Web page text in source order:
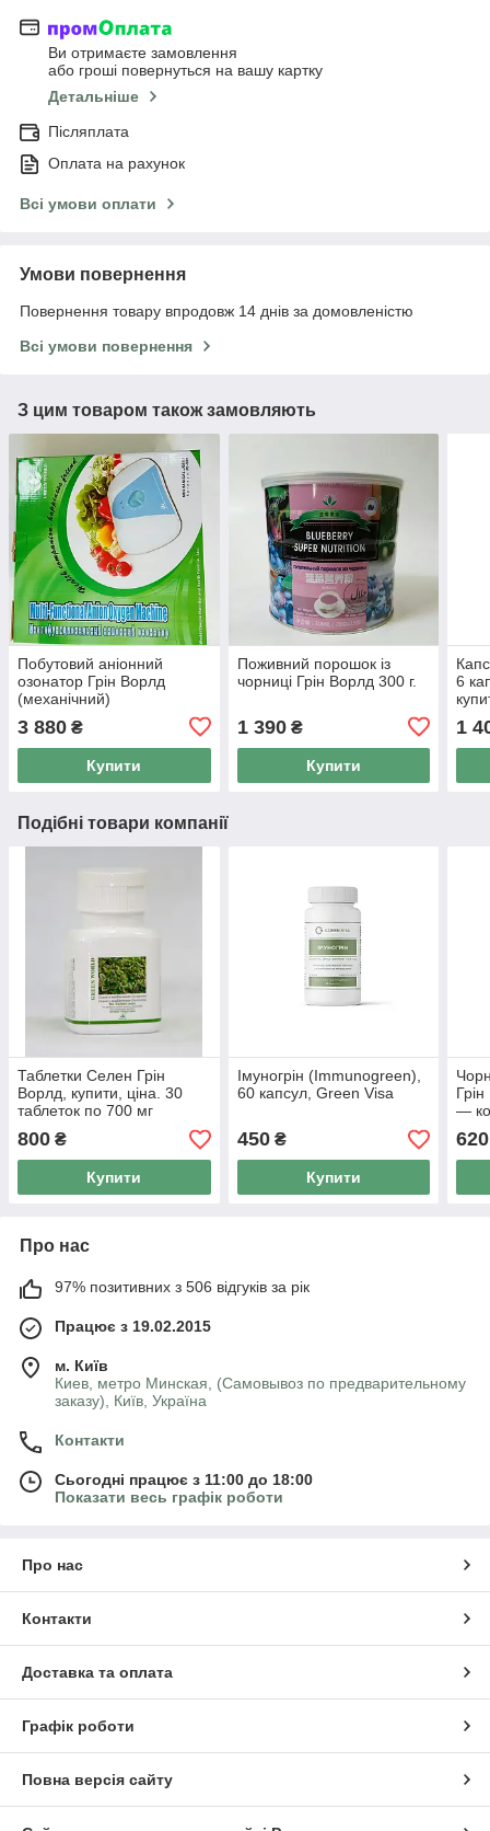
Ви отримаєте замовлення
або гроші повернуться на вашу картку
Детальніше
Післяплата
Оплата на рахунок
Всі умови оплати
Умови повернення
Повернення товару впродовж 14 днів за домовленістю
Всі умови повернення
З цим товаром також замовляють
Побутовий аніонний
озонатор Грін Ворлд
(механічний)
3 880 ₴
Купити
Поживний порошок із
чорниці Грін Ворлд 300 г.
1 390₴
Купити
6
1
Подібні товари компанії
Таблетки Селен Грін
Ворлд, купити, ціна. 30
таблеток по 700 мг
800 ₴
Купити
Імуногрін (Immunogreen),
60 капсул, Green Visa
450₴
Купити
—
620
Про нас
97% позитивних з 506 відгуків за рік
Працює з 19.02.2015
м. Київ
Киев, метро Минская, (Самовывоз по предварительному
заказу), Київ, Україна
Контакти
Сьогодні працює з 11:00 до 18:00
Показати весь графік роботи
Про нас
Контакти
Доставка та оплата
Графік роботи
Повна версія сайту